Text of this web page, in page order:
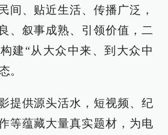
间、贴近生活、传播广泛，
、叙事成熟、引领价值，二
建“从大众中来、到大众中
。
提供源头活水，短视频、纪
等蕴藏大量真实题材，为电